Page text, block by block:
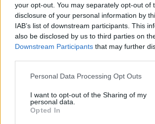
your opt-out. You may separately opt-out of
disclosure of your personal information by
IAB’s list of downstream participants. This
also be disclosed by us to third parties on
Downstream Participants that may further
Personal Data Processing Opt Outs
I want to opt-out of the Sharing of my
personal data.
Opted In
@teletextopuntocom